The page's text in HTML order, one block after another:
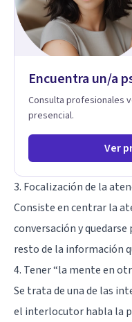
trabaja el síntoma, trabaja
metodología interviene
sistema emocional,
infancia y
origen. Si buscas un proceso superficial, este no es el lugar.
raíz de lo que te ocurre,
es una de las mejores
cuando sanas tu mundo
Encuentra un/a
Consulta profesionales
presencial.
Ver
3. Focalización de la
Consiste en centrar la
conversación y
resto de la información
4. Tener “la mente en
Se trata de una de las
el interlocutor habla la